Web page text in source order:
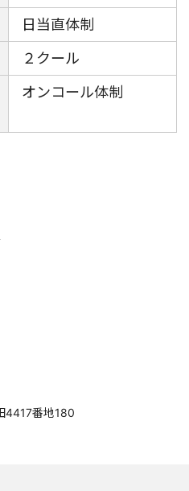
日当直体制
２クール
オンコール体制
4417番地180